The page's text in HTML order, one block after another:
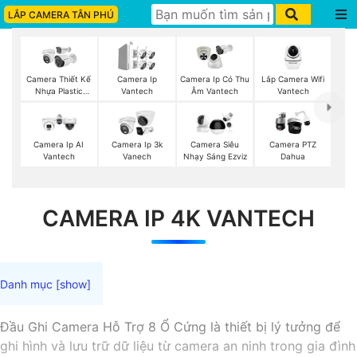
LẮP CAMERA TÂN PHÚ
Camera Thiết Kế
Nhựa Plastic
Camera Ip
Vantech
Camera Ip Có Thu
Âm Vantech
Lắp Camera Wifi
Vantech
Camera Ip AI
Vantech
Camera Ip 3k
Vanech
Camera Siêu
Nhạy Sáng Ezviz
Camera PTZ
Dahua
CAMERA IP 4K VANTECH
Đầu Ghi Camera Hỗ Trợ 8 Ổ Cứng là thiết bị lý tưởng để
ghi hình và lưu trữ dữ liệu từ camera an ninh trong gia đình